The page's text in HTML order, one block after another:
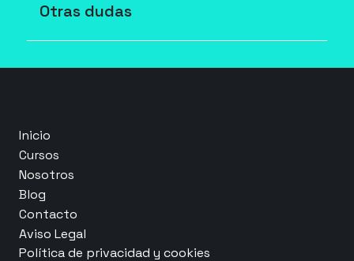
Otras dudas
Inicio
Cursos
Nosotros
Blog
Contacto
Aviso Legal
Política de privacidad y cookies